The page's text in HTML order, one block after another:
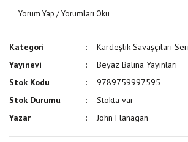
Yorum Yap / Yorumları Oku
Kategori
Kardeşlik Savaşçıları
Yayınevi
Beyaz Balina Yayınları
Stok Kodu
9789759997595
Stok Durumu
Stokta var
Yazar
John Flanagan